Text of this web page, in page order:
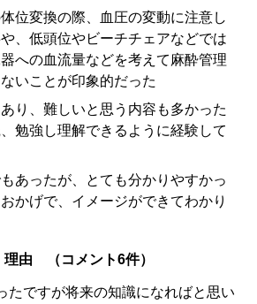
位変換の際、血圧の変動に注意し
、低頭位やビーチチェアなどでは
への血流量などを考えて麻酔管理
いことが印象的だった
り、難しいと思う内容も多かった
勉強し理解できるように経験して
あったが、とても分かりやすかっ
かげで、イメージができてわかり
理由 （コメント6件）
たですが将来の知識になればと思い